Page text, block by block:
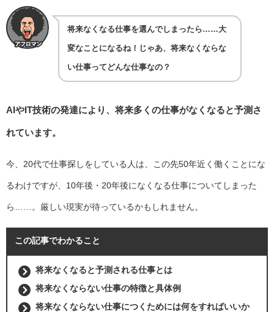
将来なくなる仕事を選んでしまったら……大
変なことになるね！じゃあ、将来なくならな
い仕事ってどんな仕事なの？
AIやIT技術の発達により、将来多くの仕事がなくなると予測さ
れています。
今、20代で仕事探しをしている人は、この先50年近く働くことにな
るわけですが、10年後・20年後になくなる仕事についてしまった
ら……。厳しい現実が待っているかもしれません。
この記事でわかること
将来なくなると予測される仕事とは
将来なくならない仕事の特徴と具体例
将来なくならない仕事につくためには何をすればいいか